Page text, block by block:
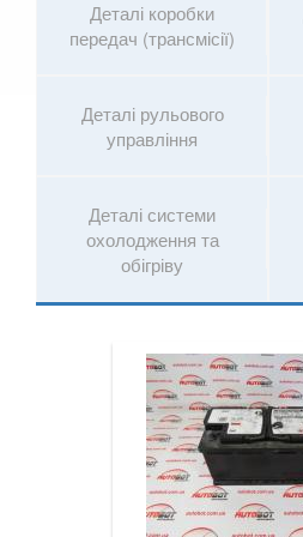
7 Series G11/G12
i3 l01
X1 I E84
X1 II F48
X3 III G01
X3M III F97
Деталі коробки
передач (трансмісії)
Деталі рульового
управління
Деталі системи
охолодження та
обігріву